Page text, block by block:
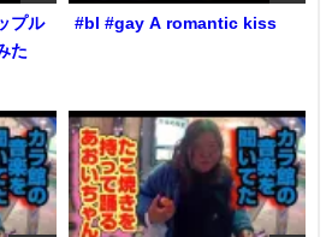
プル
た
#bl #gay A romantic kiss